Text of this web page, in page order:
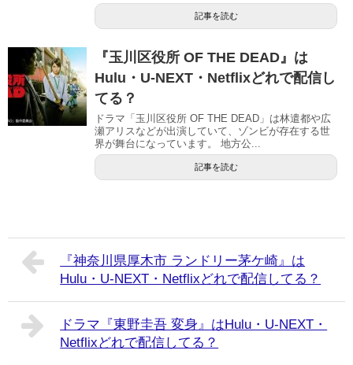
記事を読む
『玉川区役所 OF THE DEAD』は
Hulu・U-NEXT・Netflixどれで配信し
てる？
ドラマ「玉川区役所 OF THE DEAD」は林遣都や広
瀬アリスなどが出演していて、ゾンビが存在する世
界が舞台になっています。 地方公...
記事を読む
『神奈川県厚木市 ランドリー茅ケ崎』は
Hulu・U-NEXT・Netflixどれで配信してる？
ドラマ『東野圭吾 変身』はHulu・U-NEXT・
Netflixどれで配信してる？